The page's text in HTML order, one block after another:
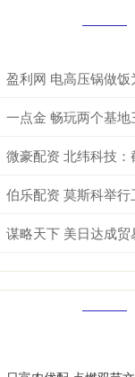
伯乐配资 莫斯科举
谋略天下 美日达成